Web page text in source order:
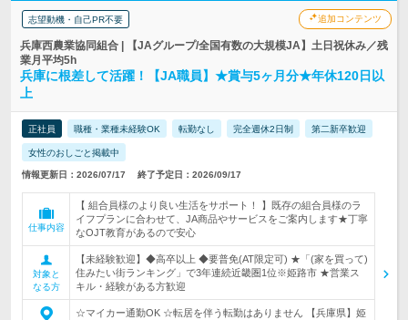
志望動機・自己PR不要 追加コンテンツ
兵庫西農業協同組合 | 【JAグループ/全国有数の大規模JA】土日祝休み／残
業月平均5h
兵庫に根差して活躍！【JA職員】★賞与5ヶ月分★年休120日以
上
正社員 職種・業種未経験OK 転勤なし 完全週休2日制 第二新卒歓迎
女性のおしごと掲載中
情報更新日：2026/07/17 終了予定日：2026/09/17
仕事内容
【 組合員様のより良い生活をサポート！ 】既存の組合員様のラ
イフプランに合わせて、JA商品やサービスをご案内します★丁寧
なOJT教育があるので安心
対象と
なる方
【未経験歓迎】◆高卒以上 ◆要普免(AT限定可) ★「(家を買って)
住みたい街ランキング」で3年連続近畿圏1位※姫路市 ★営業ス
キル・経験がある方歓迎
☆マイカー通勤OK ☆転居を伴う転勤はありません 【兵庫県】姫